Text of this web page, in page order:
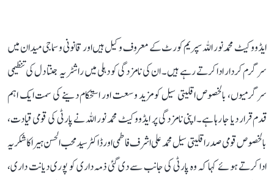
ایڈووکیٹ محمد نور اللہ سپریم کورٹ کے معروف وکیل ہیں اور قانونی و سماجی میدان میں
سرگرم کردار ادا کرتے رہے ہیں۔ ان کی نامزدگی کو دہلی میں راشٹریہ جنتا دل کی تنظیمی
سرگرمیوں، بالخصوص اقلیتی سیل کو مزید وسعت اور استحکام دینے کی سمت ایک اہم
قدم قرار دیا جا رہا ہے۔ اپنی نامزدگی پر ایڈووکیٹ محمد نور اللہ نے پارٹی کی قومی قیادت،
بالخصوص قومی صدر اقلیتی سیل محمد علی اشرف فاطمی اور ڈاکٹر سید محب الحسن ہیرا کا شکریہ
ادا کرتے ہوئے کہا کہ وہ پارٹی کی جانب سے دی گئی ذمہ داری کو پوری دیانت داری،